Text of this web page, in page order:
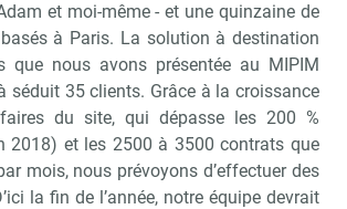
et moi-même - et une quinzaine de
à Paris. La solution à destination
que nous avons présentée au MIPIM
séduit 35 clients. Grâce à la croissance
du site, qui dépasse les 200 %
2018) et les 2500 à 3500 contrats que
mois, nous prévoyons d’effectuer des
la fin de l’année, notre équipe devrait